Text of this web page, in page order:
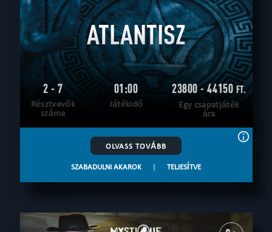
ATLANTISZ
2 - 7
Résztvevők
száma
01:00
Játékidő
23800 - 44150FT.
Egy csapatjáték
ára
OLVASS TOVÁBB
SZABADULNI AKAROK | TELJESÍTVE